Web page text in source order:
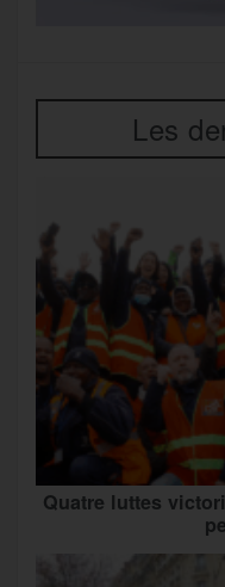
Les
Quatre luttes